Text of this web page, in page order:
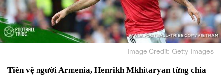
Image Credit: Getty Images
Tiền vệ người Armenia, Henrikh Mkhitaryan từng chia